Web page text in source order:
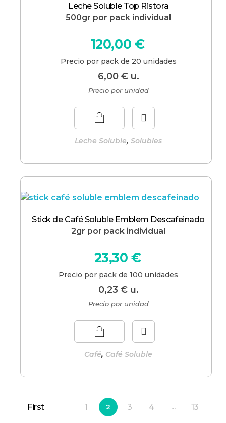
Leche Soluble Top Ristora
500gr por pack individual
6,00 €u.
120,00 €
Precio por pack de 20 unidades
Leche Soluble,Solubles
Precio por unidad
Stick de Café Soluble Emblem Descafeinado
2gr por pack individual
0,23 €u.
23,30 €
Precio por pack de 100 unidades
Café, Café Soluble
Precio por unidad
First 1 2 3 4 ... 13